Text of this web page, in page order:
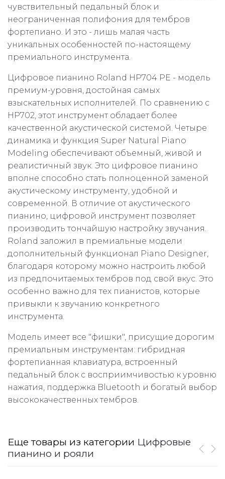
чувствительный педальный блок и
неограниченная полифония для тембров
фортепиано. И это - лишь малая часть
уникальных особенностей по-настоящему
премиального инструмента.
Цифровое пианино Roland HP704 PE - модель
премиум-уровня, достойная самых
взыскательных исполнителей. По сравнению с
HP702, этот инструмент обладает более
качественной акустической системой. Четыре
динамика и функция Super Natural Piano
Modeling обеспечивают объемный, живой и
реалистичный звук. Это цифровое пианино
вполне способно стать полноценной заменой
акустическому инструменту, удобной и
современной. В отличие от акустического
пианино, цифровой инструмент позволяет
производить тончайшую настройку звучания.
Roland заложил в премиальные модели
дополнительный функционал Piano Designer,
благодаря которому можно настроить любой
из предпочитаемых тембров под свой вкус. Это
особенно важно для тех пианистов, которые
привыкли к звучанию конкретного
инструмента.
Модель имеет все "фишки", присущие дорогим
премиальным инструментам: гибридная
фортепианная клавиатура, встроенный
педальный блок с восприимчивостью к уровню
нажатия, поддержка Bluetooth и богатый выбор
высококачественных тембров.
Еще товары из категории Цифровые
пианино и рояли